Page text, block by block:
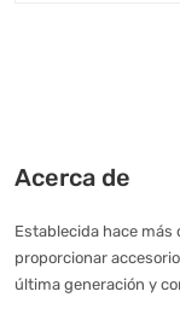
Acerca de
Establecida hace más
proporcionar
última generación y